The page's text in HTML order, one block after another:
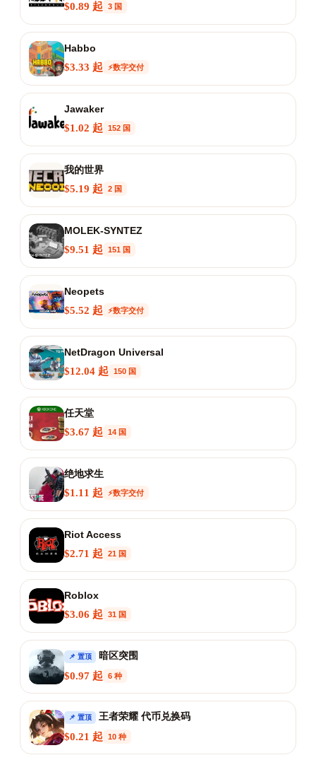
$0.89 起
3 国
Habbo
$3.33 起
⚡数字交付
Jawaker
$1.02 起
152 国
我的世界
$5.19 起
2 国
MOLEK-SYNTEZ
$9.51 起
151 国
Neopets
$5.52 起
⚡数字交付
NetDragon Universal
$12.04 起
150 国
任天堂
$3.67 起
14 国
绝地求生
$1.11 起
⚡数字交付
Riot Access
$2.71 起
21 国
Roblox
$3.06 起
31 国
📌 置顶
暗区突围
$0.97 起
6 种
📌 置顶
王者荣耀 代币兑换码
$0.21 起
10 种